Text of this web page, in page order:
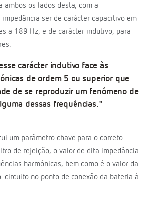
ambos os lados desta, com a
ser de carácter capacitivo em
a 189 Hz, e de carácter indutivo, para
carácter indutivo face às
de ordem 5 ou superior que
de se reproduzir um fenómeno de
dessas frequências."
um parâmetro chave para o correto
de rejeição, o valor de dita impedância
harmónicas, bem como é o valor da
circuito no ponto de conexão da bateria à